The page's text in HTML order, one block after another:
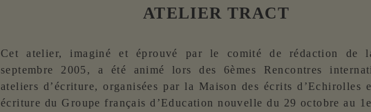
ATELIER TRACT
Cet atelier, imaginé et éprouvé par le comité de rédaction de
septembre 2005, a été animé lors des 6èmes Rencontres
ateliers d’écriture, organisées par la Maison des écrits d’Echirolles
écriture du Groupe français d’Education nouvelle du 29 octobre au